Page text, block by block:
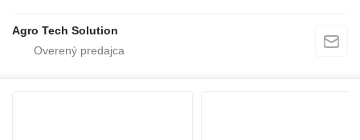
Agro Tech Solution